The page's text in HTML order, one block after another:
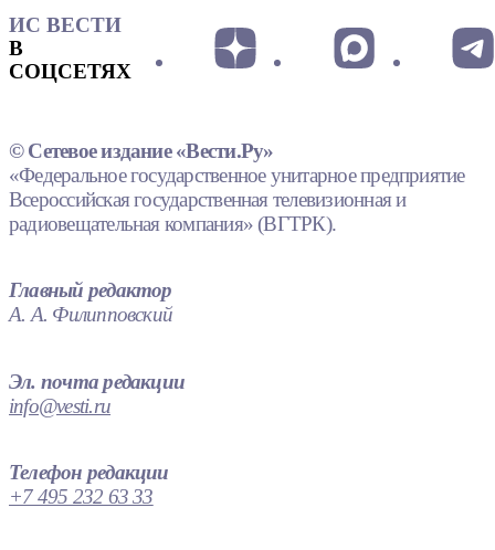
ИС ВЕСТИ
В
СОЦСЕТЯХ
© Сетевое издание «Вести.Ру»
«Федеральное государственное унитарное предприятие
Всероссийская государственная телевизионная и
радиовещательная компания» (ВГТРК).
Главный редактор
А. А. Филипповский
Эл. почта редакции
info@vesti.ru
Телефон редакции
+7 495 232 63 33